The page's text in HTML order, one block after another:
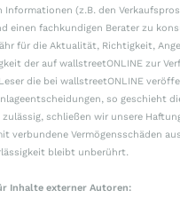
Informationen (z.B. den
einen fachkundigen Berater zu
für die Aktualität, Richtigkeit,
der auf wallstreetONLINE zur
die bei wallstreetONLINE
so geschieht
schließen wir unsere
verbundene Vermögensschäden
bleibt unberührt.
Inhalte externer Autoren: